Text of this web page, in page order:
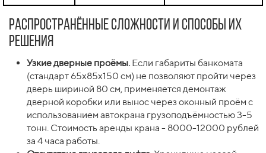
Распространённые сложности и способы их
решения
Узкие дверные проёмы. Если габариты банкомата
(стандарт 65x85x150 см) не позволяют пройти через
дверь шириной 80 см, применяется демонтаж
дверной коробки или вынос через оконный проём с
использованием автокрана грузоподъёмностью 3-5
тонн. Стоимость аренды крана - 8000-12000 рублей
за 4 часа работы.